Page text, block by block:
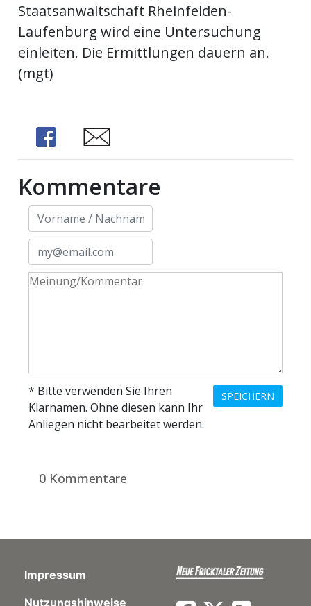
Staatsanwaltschaft Rheinfelden-
Laufenburg wird eine Untersuchung
einleiten. Die Ermittlungen dauern an.
(mgt)
Share Share
Kommentare
SPEICHERN
* Bitte verwenden Sie Ihren
Klarnamen. Ohne diesen kann Ihr
Anliegen nicht bearbeitet werden.
0 Kommentare
Impressum
Nutzungshinweise